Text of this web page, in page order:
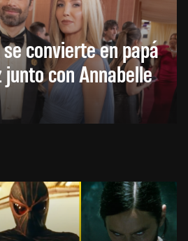
convierte en papá
con Annabelle